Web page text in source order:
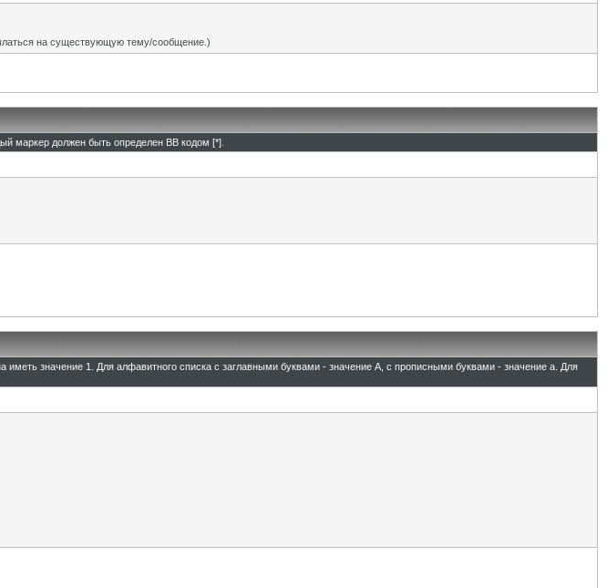
на существующую тему/сообщение.)
маркер должен быть определен BB кодом [*].
значение 1. Для алфавитного списка с заглавными буквами - значение A, с прописными буквами - значение а. Для